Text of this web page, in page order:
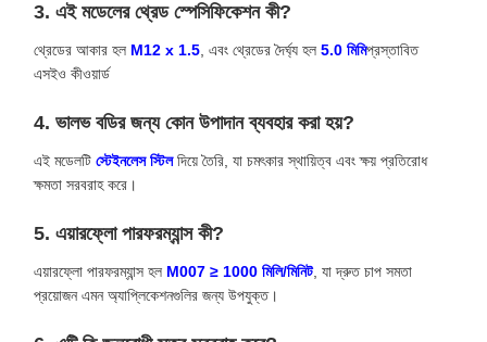
3. এই মডেলের থ্রেড স্পেসিফিকেশন কী?
থ্রেডের আকার হল M12 x 1.5 , এবং থ্রেডের দৈর্ঘ্য হল 5.0 মিমিপ্রস্তাবিত
এসইও কীওয়ার্ড
4. ভালভ বডির জন্য কোন উপাদান ব্যবহার করা হয়?
এই মডেলটি স্টেইনলেস স্টিলদিয়ে তৈরি, যা চমৎকার স্থায়িত্ব এবং ক্ষয় প্রতিরোধ
ক্ষমতা সরবরাহ করে।
5. এয়ারফ্লো পারফরম্যান্স কী?
এয়ারফ্লো পারফরম্যান্স হল M007 ≥ 1000 মিলি/মিনিট, যা দ্রুত চাপ সমতা
প্রয়োজন এমন অ্যাপ্লিকেশনগুলির জন্য উপযুক্ত।